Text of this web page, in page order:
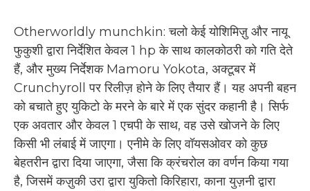
Otherworldly munchkin: चलो केई योशिमिज़ु और नायू
फुकुशी द्वारा निर्देशित केवल 1 hp के साथ कालकोठरी को गति देते
हैं, और मुख्य निर्देशक Mamoru Yokota, अक्टूबर में
Crunchyroll पर रिलीज़ होने के लिए तैयार हैं। यह अपनी बहन
को बचाते हुए युकिटो के मरने के बारे में एक सुंदर कहानी है। सिर्फ
एक अवतार और केवल 1 एचपी के साथ, वह उसे खोजने के लिए
किसी भी लंबाई में जाएगा। एनीमे के लिए वॉयसओवर को कुछ
बेहतरीन द्वारा दिया जाएगा, जैसा कि क्रंचरोल का वर्णन किया गया
है, जिसमें कज़ुकी उरा द्वारा युकितो किरिहारा, काना युज़नी द्वारा